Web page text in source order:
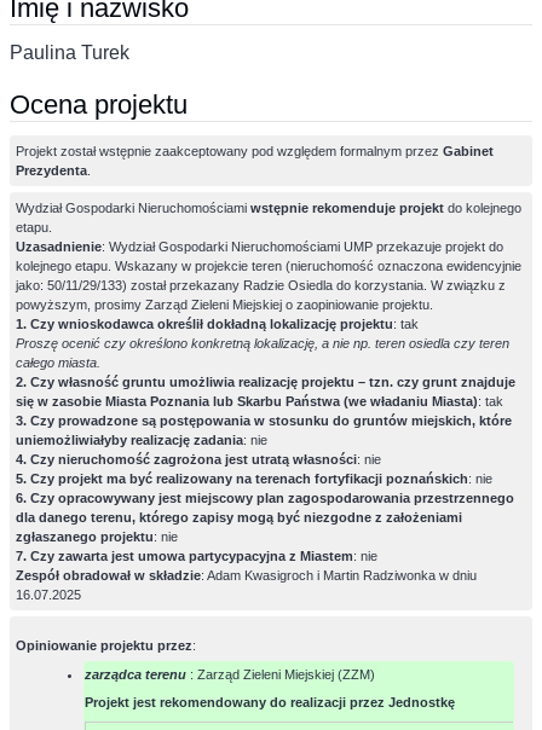
Imię i nazwisko
Paulina Turek
Ocena projektu
Projekt został wstępnie zaakceptowany pod względem formalnym przez Gabinet
Prezydenta
Wydział Gospodarki Nieruchomościami wstępnie rekomenduje projekt do kolejnego
etapu.
Uzasadnienie: Wydział Gospodarki Nieruchomościami UMP przekazuje projekt do
kolejnego etapu. Wskazany w projekcie teren (nieruchomość oznaczona ewidencyjnie
jako: 50/11/29/133) został przekazany Radzie Osiedla do korzystania. W związku z
powyższym, prosimy Zarząd Zieleni Miejskiej o zaopiniowanie projektu.
1. Czy wnioskodawca określił dokładną lokalizację projektu: tak
Proszę ocenić czy określono konkretną lokalizację, a nie np. teren osiedla czy teren
całego miasta.
2. Czy własność gruntu umożliwia realizację projektu – tzn. czy grunt znajduje
się w zasobie Miasta Poznania lub Skarbu Państwa (we władaniu Miasta): tak
3. Czy prowadzone są postępowania w stosunku do gruntów miejskich, które
uniemożliwiałyby realizację zadania: nie
4. Czy nieruchomość zagrożona jest utratą własności: nie
5. Czy projekt ma być realizowany na terenach fortyfikacji poznańskich: nie
6. Czy opracowywany jest miejscowy plan zagospodarowania przestrzennego
dla danego terenu, którego zapisy mogą być niezgodne z założeniami
zgłaszanego projektu: nie
7. Czy zawarta jest umowa partycypacyjna z Miastem: nie
Zespół obradował w składzie: Adam Kwasigroch i Martin Radziwonka w dniu
16.07.2025
Opiniowanie projektu przez:
zarządca terenu : Zarząd Zieleni Miejskiej (ZZM)
Projekt jest rekomendowany do realizacji przez Jednostkę